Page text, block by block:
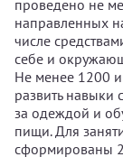
проведено не
направленных
числе
себе и
Не менее 1200
развить навыки
за одеждой и
пищи. Для
сформированы